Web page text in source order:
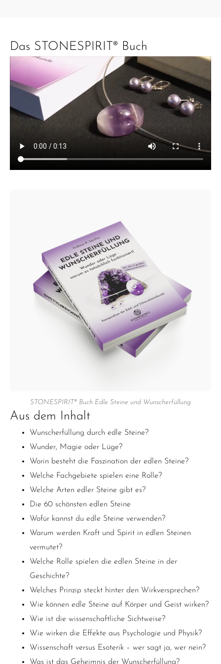
Das STONESPIRIT® Buch
STONESPIRIT® Buch Edle Steine und Wunscherfüllung
Aus dem Inhalt
Wunscherfüllung durch edle Steine?
Wunder, Magie oder Lüge?
Worin besteht die Faszination der edlen Steine?
Welche Fachgebiete spielen eine Rolle?
Welche Arten edler Steine gibt es?
Die 60 schönsten edlen Steine
Wofür kannst du edle Steine verwenden?
Warum werden Kraft und Spirit in edlen Steinen
vermutet?
Welche Rolle spielen die edlen Steine in der
Geschichte?
Welches Prinzip steckt hinter den Wirkversprechen?
Wie können edle Steine auf Körper und Geist wirken?
Wie ist die wissenschaftliche Sichtweise?
Wie wirken die Effekte aus Psychologie und Physik?
Wissenschaft versus Esoterik – wer sagt ja, wer nein?
Was ist das Geheimnis der Wunscherfüllung?